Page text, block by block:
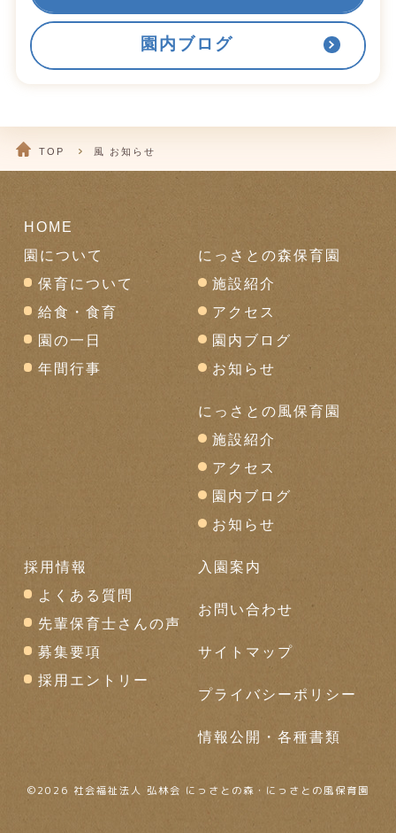
園内ブログ
TOP 風 お知らせ
HOME
園について
保育について
給食・食育
園の一日
年間行事
にっさとの森保育園
施設紹介
アクセス
園内ブログ
お知らせ
にっさとの風保育園
施設紹介
アクセス
園内ブログ
お知らせ
採用情報
よくある質問
先輩保育士さんの声
募集要項
採用エントリー
入園案内
お問い合わせ
サイトマップ
プライバシーポリシー
情報公開・各種書類
©2026 社会福祉法人 弘林会 にっさとの森・にっさとの風保育園